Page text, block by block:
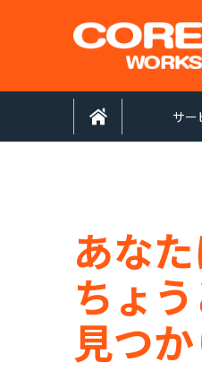
サー
あなた
ちょ
見つ